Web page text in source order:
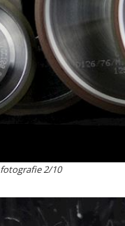
fotografie 2/10